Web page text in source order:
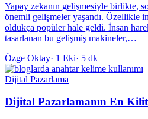
Yapay zekanın gelişmesiyle birlikte,
önemli gelişmeler yaşandı. Özellikle
oldukça popüler hale geldi. İnsan
tasarlanan bu gelişmiş makineler,…
Özge Oktay· 1 Eki· 5 dk
Dijital Pazarlama
Dijital Pazarlamanın En